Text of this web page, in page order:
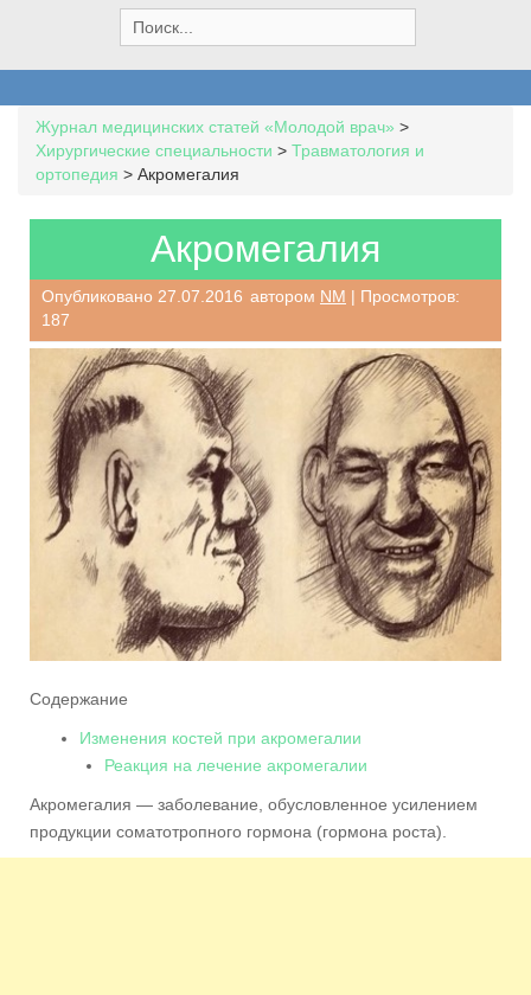
e
a
h
f
o
Журнал медицинских статей «Молодой врач» >
Хирургические специальности > Травматология и
ортопедия > Акромегалия
Акромегалия
Опубликовано 27.07.2016 автором NM | Просмотров:
187
Содержание
Изменения костей при акромегалии
Реакция на лечение акромегалии
Акромегалия — заболевание, обусловленное усилением
продукции соматотропного гормона (гормона роста).